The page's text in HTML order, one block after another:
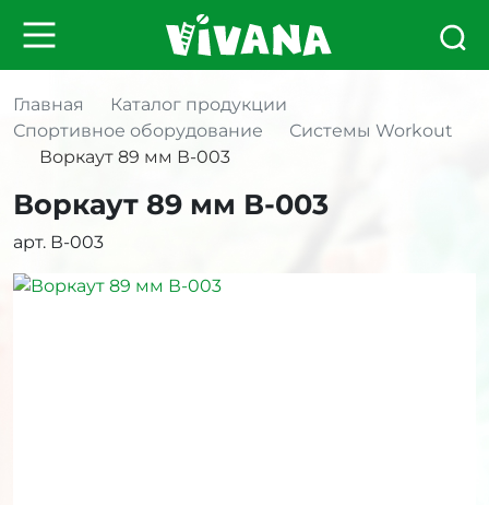
Главная
Каталог продукции
Спортивное оборудование
Системы Workout
Воркаут 89 мм В-003
Воркаут 89 мм В-003
арт. В-003